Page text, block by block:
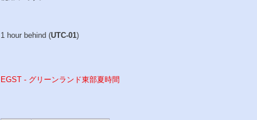
1 hour behind (UTC-01)
EGST - グリーンランド東部夏時間